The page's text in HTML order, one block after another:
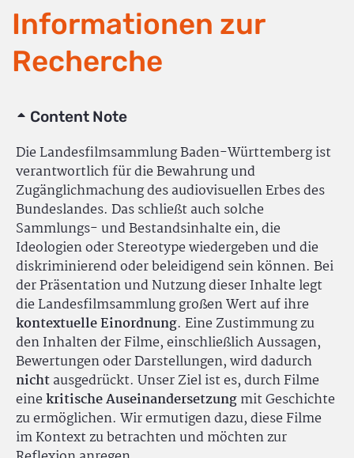
Informationen zur
Recherche
Content Note
Die Landesfilmsammlung Baden-Württemberg ist
verantwortlich für die Bewahrung und
Zugänglichmachung des audiovisuellen Erbes des
Bundeslandes. Das schließt auch solche
Sammlungs- und Bestandsinhalte ein, die
Ideologien oder Stereotype wiedergeben und die
diskriminierend oder beleidigend sein können. Bei
der Präsentation und Nutzung dieser Inhalte legt
die Landesfilmsammlung großen Wert auf ihre
kontextuelle Einordnung. Eine Zustimmung zu
den Inhalten der Filme, einschließlich Aussagen,
Bewertungen oder Darstellungen, wird dadurch
nichtausgedrückt. Unser Ziel ist es, durch Filme
einekritische Auseinandersetzungmit Geschichte
zu ermöglichen. Wir ermutigen dazu, diese Filme
im Kontext zu betrachten und möchten zur